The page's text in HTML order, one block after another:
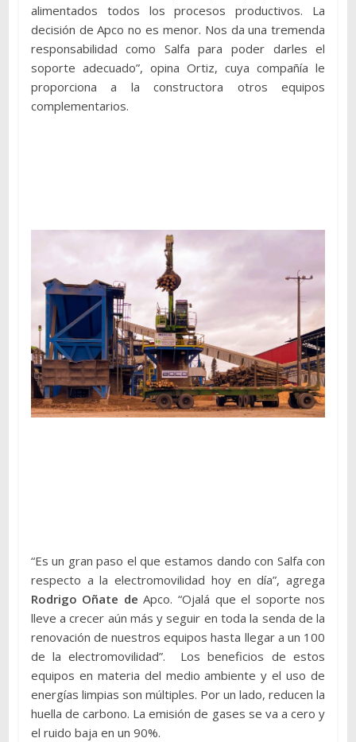
alimentados todos los procesos productivos. La
decisión de Apco no es menor. Nos da una tremenda
responsabilidad como Salfa para poder darles el
soporte adecuado”, opina Ortiz, cuya compañía le
proporciona a la constructora otros equipos
complementarios.
“Es un gran paso el que estamos dando con Salfa con
respecto a la electromovilidad hoy en día”, agrega
Rodrigo Oñate de Apco. “Ojalá que el soporte nos
lleve a crecer aún más y seguir en toda la senda de la
renovación de nuestros equipos hasta llegar a un 100
de la electromovilidad”. Los beneficios de estos
equipos en materia del medio ambiente y el uso de
energías limpias son múltiples. Por un lado, reducen la
huella de carbono. La emisión de gases se va a cero y
el ruido baja en un 90%.